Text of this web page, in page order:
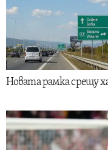
Новата рамка срещу